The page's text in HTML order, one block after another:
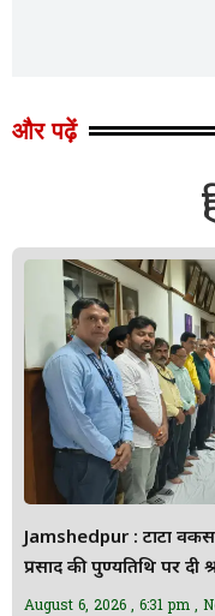
और पढ़ें
Jamshedpur : टाटा
प्रसाद की पुण्यतिथि पर दी
August 6, 2026 6:31 pm